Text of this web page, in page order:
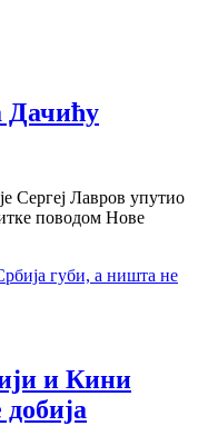
Дачићу
Сергеј Лавров упутио
поводом Нове
и Кини